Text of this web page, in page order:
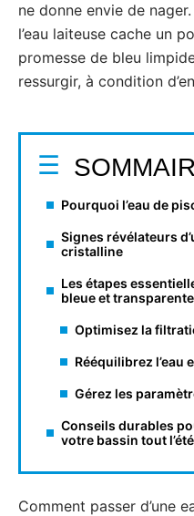
ne donne envie de
l’eau laiteuse cache un
promesse de bleu
ressurgir, à condition
Pourquoi l’eau de
Signes révélateurs
cristalline
Les étapes
bleue et transparente
Optimisez la
Rééquilibrez l’eau
Gérez les
Conseils durables
votre bassin tout l’été
Comment passer d’une